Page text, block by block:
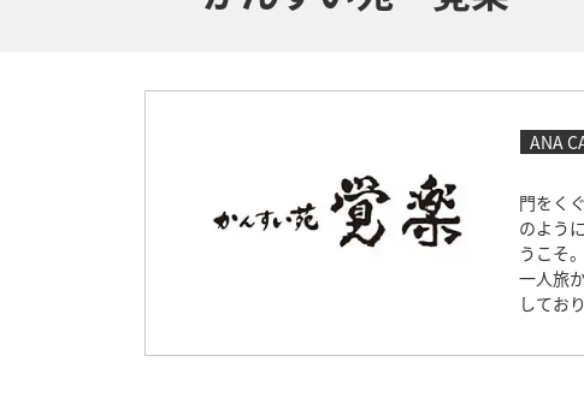
ANA
門をく
のよう
うこそ。
一人旅
してお